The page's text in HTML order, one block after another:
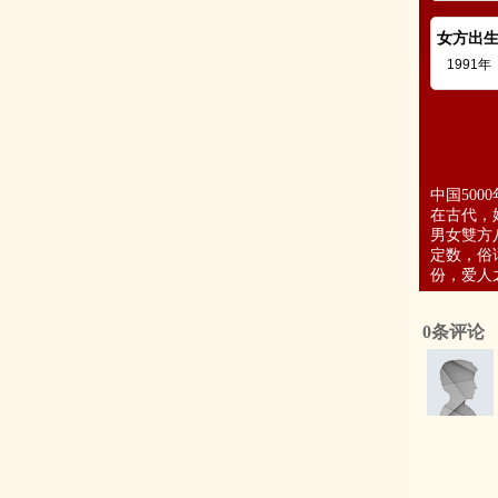
女方出
中国
在古代，
男女雙方
定数，俗
份，爱人